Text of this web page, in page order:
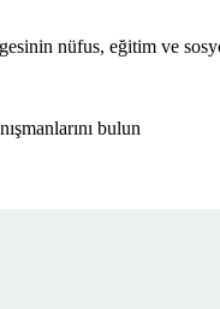
nüfus, eğitim ve
bulun